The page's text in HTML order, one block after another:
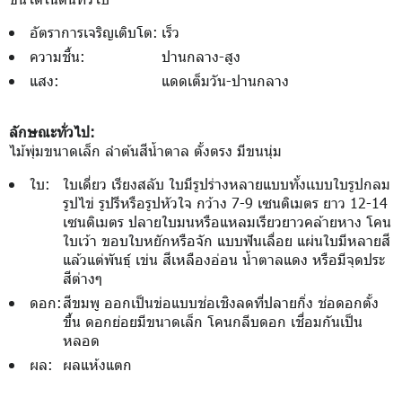
อัตราการเจริญเติบโต: เร็ว
ความชื้น:
ปานกลาง-สูง
แสง:
แดดเต็มวัน-ปานกลาง
ลักษณะทั่วไป:
ไม้พุ่มขนาดเล็ก ลำต้นสีน้ำตาล ตั้งตรง มีขนนุ่ม
ใบ:
ใบเดี่ยว เรียงสลับ ใบมีรูปร่างหลายแบบทั้งเเบบใบรูปกลม
รูปไข่ รูปรีหรือรูปหัวใจ กว้าง 7-9 เซนติเมตร ยาว 12-14
เซนติเมตร ปลายใบมนหรือแหลมเรียวยาวคล้ายหาง โคน
ใบเว้า ขอบใบหยักหรือจัก แบบฟันเลื่อย แผ่นใบมีหลายสี
แล้วแต่พันธุ์ เข่น สีเหลืองอ่อน น้ำตาลแดง หรือมีจุดประ
สีต่างๆ
ดอก:สีขมพู ออกเป็นข่อแบบช่อเชิงลดที่ปลายกิ่ง ช่อดอกตั้ง
ขึ้น ดอกย่อยมีขนาดเล็ก โคนกลีบดอก เชื่อมกันเป็น
หลอด
ผล:
ผลแห้งแตก